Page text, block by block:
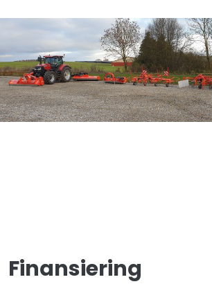
Finansiering